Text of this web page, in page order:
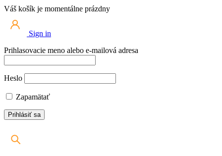
Váš košík je momentálne prázdny
Sign in
Prihlasovacie meno alebo e-mailová adresa
Heslo
Zapamätať